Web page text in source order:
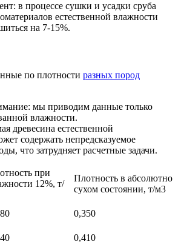
в процессе сушки и усадки сруба
естественной влажности
на 7-15%.
по плотности разных пород
мы приводим данные только
влажности.
древесина естественной
содержать непредсказуемое
что затрудняет расчетные задачи.
при
12%, т/
Плотность в абсолютно
сухом состоянии, т/м3
0,350
0,410